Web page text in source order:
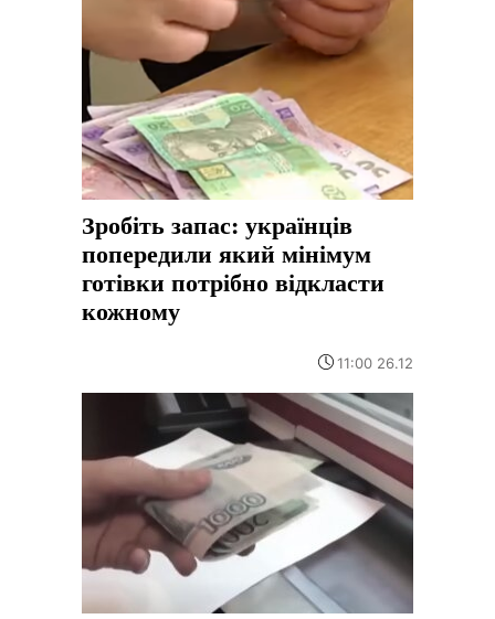
Зробіть запас: українців
попередили який мінімум
готівки потрібно відкласти
кожному
11:00 26.12